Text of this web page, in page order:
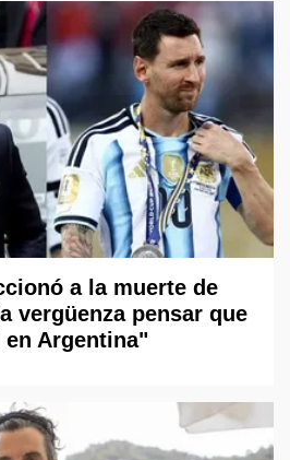
a la muerte de
vergüenza pensar que
en Argentina"